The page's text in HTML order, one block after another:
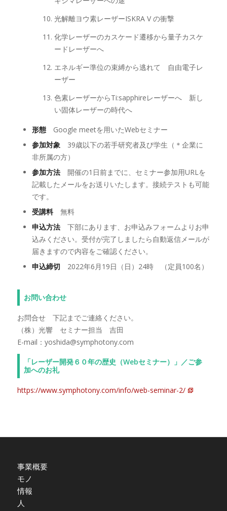
光解離ヨウ素レーザーISKRA V の衝撃
化学レーザーのカスケード遷移から量子カスケ
ードレーザーへ
エネルギー準位の束縛から逃れて 自由電子レ
ーザー
色素レーザーからTi:sapphireレーザーへ 新し
い固体レーザーの時代へ
形態Google meetを用いたWebセミナー
参加対象 39歳以下の若手研究者及び学生（＊企業に
非所属の方）
参加方法開催の1日前までに、セミナー参加用URLを
記載したメールをお送りいたします。接続テストも可能
です。
受講料無料
申込方法下部にあります、お申込みフォームよりお申
込みください。受付が完了しましたら自動返信メールが
届きますので内容をご確認ください。
申込締切 2022年6月19日（日）24時 （定員100名）
お問い合わせ
お問合せ 下記までご連絡ください。
（株）光響 セミナー担当 吉田
E-mail：yoshida@symphotony.com
「レーザー開発６０年の歴史（Webセミナー）」／ご参
加へのお礼
https://www.symphotony.com/info/web-seminar-2/
事業概要
モノ
情報
人